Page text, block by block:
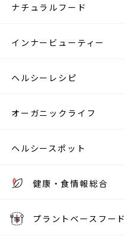
ナチュラルフード
インナービューティー
ヘルシーレシピ
オーガニックライフ
ヘルシースポット
健康・食情報総合
プラントベースフード